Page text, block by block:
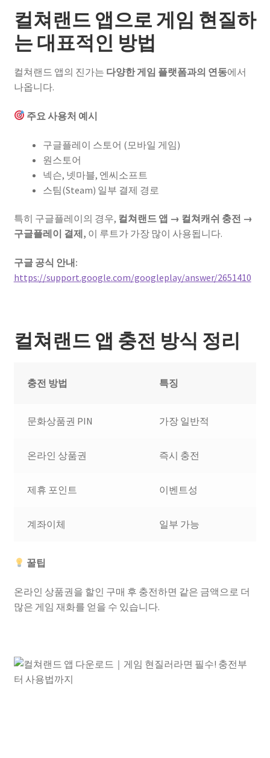
컬쳐랜드 앱으로 게임 현질하
는 대표적인 방법
컬쳐랜드 앱의 진가는 다양한 게임 플랫폼과의 연동에서
나옵니다.
주요 사용처 예시
구글플레이 스토어 (모바일 게임)
원스토어
넥슨, 넷마블, 엔씨소프트
스팀(Steam) 일부 결제 경로
특히 구글플레이의 경우, 컬쳐랜드 앱 → 컬쳐캐쉬 충전 →
구글플레이 결제, 이 루트가 가장 많이 사용됩니다.
구글 공식 안내:
https://support.google.com/googleplay/answer/2651410
컬쳐랜드 앱 충전 방식 정리
충전 방법 특징
문화상품권 PIN 가장 일반적
온라인 상품권 즉시 충전
제휴 포인트 이벤트성
계좌이체 일부 가능
꿀팁
온라인 상품권을 할인 구매 후 충전하면 같은 금액으로 더
많은 게임 재화를 얻을 수 있습니다.